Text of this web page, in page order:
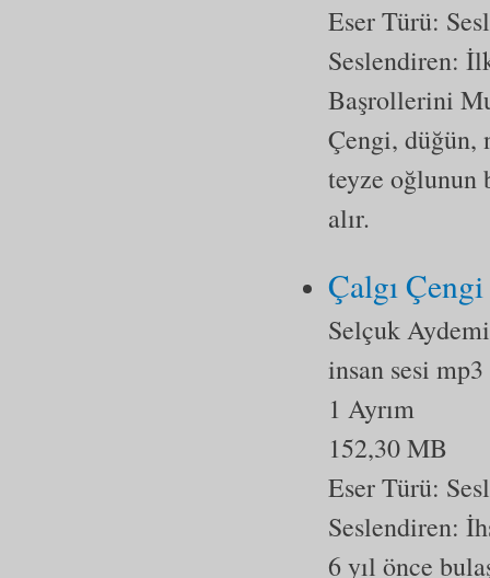
Eser Türü:
Seslendiren:
Başrollerini
Çengi, düğün,
teyze oğlunun
alır.
Çalgı
Selçuk
insan sesi mp3
1 Ayrım
152,30 MB
Eser Türü:
Seslendiren:
6 yıl önce